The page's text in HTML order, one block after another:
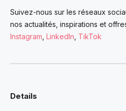
Suivez-nous sur les réseaux
nos actualités, inspirations et
Instagram LinkedIn TikTok
Details